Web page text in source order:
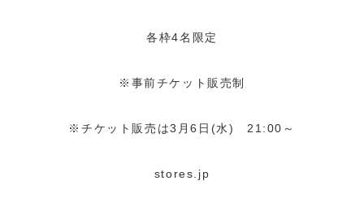
各枠4名限定
※事前チケット販売制
※チケット販売は3月6日(水) 21:00～
stores.jp